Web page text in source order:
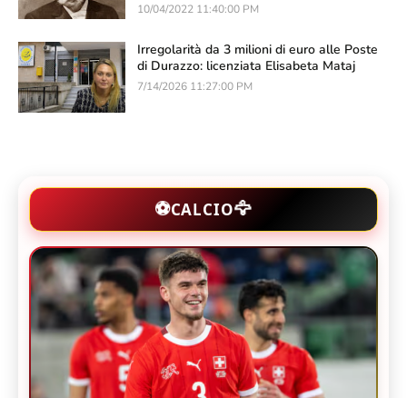
10/04/2022 11:40:00 PM
Irregolarità da 3 milioni di euro alle Poste
di Durazzo: licenziata Elisabeta Mataj
7/14/2026 11:27:00 PM
⚽CALCIO🦅